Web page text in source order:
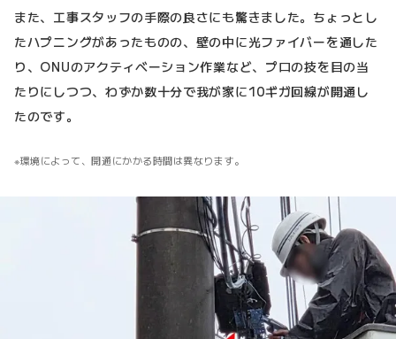
また、工事スタッフの手際の良さにも驚きました。ちょっとし
たハプニングがあったものの、壁の中に光ファイバーを通した
り、ONUのアクティベーション作業など、プロの技を目の当
たりにしつつ、わずか数十分で我が家に10ギガ回線が開通し
たのです。
環境によって、開通にかかる時間は異なります。